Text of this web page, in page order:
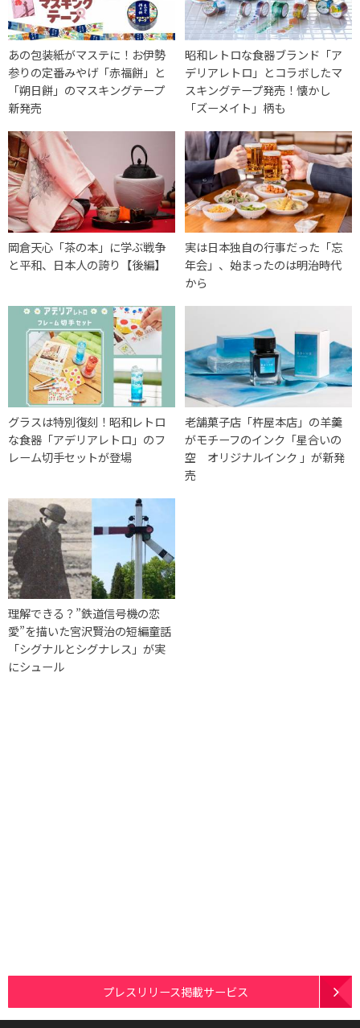
あの包装紙がマステに！お伊勢
参りの定番みやげ「赤福餅」と
「朔日餅」のマスキングテープ
新発売
昭和レトロな食器ブランド「ア
デリアレトロ」とコラボしたマ
スキングテープ発売！懐かし
「ズーメイト」柄も
岡倉天心「茶の本」に学ぶ戦争
と平和、日本人の誇り【後編】
実は日本独自の行事だった「忘
年会」、始まったのは明治時代
から
グラスは特別復刻！昭和レトロ
な食器「アデリアレトロ」のフ
レーム切手セットが登場
老舗菓子店「杵屋本店」の羊羹
がモチーフのインク「星合いの
空 オリジナルインク 」が新発
売
理解できる？”鉄道信号機の恋
愛”を描いた宮沢賢治の短編童話
「シグナルとシグナレス」が実
にシュール
プレスリリース掲載サービス